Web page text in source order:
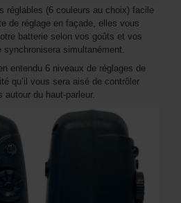
réglables (6 couleurs au choix) facile
de réglage en façade, elles vous
batterie selon vos goûts et vos
simultanément.
entendu 6 niveaux de réglages de
qu’il vous sera aisé de contrôler
du haut-parleur.